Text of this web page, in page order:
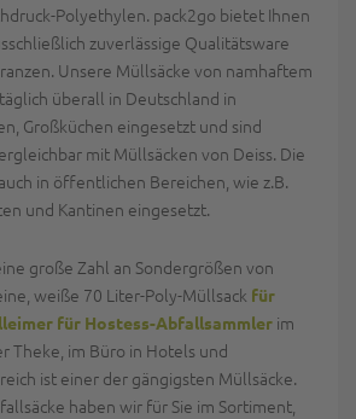
Polyethylen. pack2go bietet Ihnen
zuverlässige Qualitätsware
Unsere Müllsäcke von namhaftem
überall in Deutschland in
Großküchen eingesetzt und sind
mit Müllsäcken von Deiss. Die
in öffentlichen Bereichen, wie z.B.
und Kantinen eingesetzt.
große Zahl an Sondergrößen von
weiße 70 Liter-Poly-Müllsack für
für Hostess-Abfallsammler im
Theke, im Büro in Hotels und
ist einer der gängigsten Müllsäcke.
haben wir für Sie im Sortiment,